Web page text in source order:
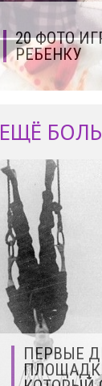
20 ФОТО
РЕБЕНКУ
ЕЩЁ
ПЕРВЫЕ